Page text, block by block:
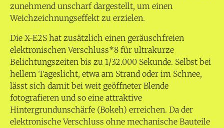
zunehmend unscharf dargestellt, um einen
Weichzeichnungseffekt zu erzielen.
Die X-E2S hat zusätzlich einen geräuschfreien
elektronischen Verschluss*8 für ultrakurze
Belichtungszeiten bis zu 1/32.000 Sekunde. Selbst bei
hellem Tageslicht, etwa am Strand oder im Schnee,
lässt sich damit bei weit geöffneter Blende
fotografieren und so eine attraktive
Hintergrundunschärfe (Bokeh) erreichen. Da der
elektronische Verschluss ohne mechanische Bauteile